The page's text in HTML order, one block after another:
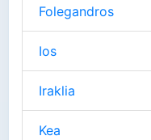
Folegandros
Ios
Iraklia
Kea